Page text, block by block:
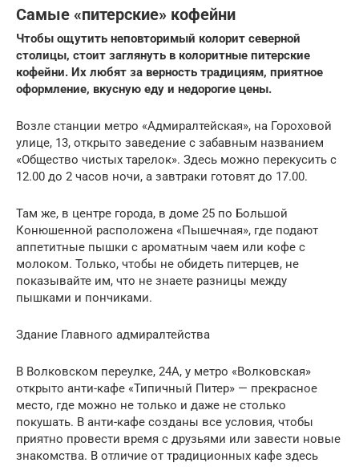
Самые «питерские» кофейни
Чтобы ощутить неповторимый колорит северной
столицы, стоит заглянуть в колоритные питерские
кофейни. Их любят за верность традициям, приятное
оформление, вкусную еду и недорогие цены.
Возле станции метро «Адмиралтейская», на Гороховой
улице, 13, открыто заведение с забавным названием
«Общество чистых тарелок». Здесь можно перекусить с
12.00 до 2 часов ночи, а завтраки готовят до 17.00.
Там же, в центре города, в доме 25 по Большой
Конюшенной расположена «Пышечная», где подают
аппетитные пышки с ароматным чаем или кофе с
молоком. Только, чтобы не обидеть питерцев, не
показывайте им, что не знаете разницы между
пышками и пончиками.
Здание Главного адмиралтейства
В Волковском переулке, 24А, у метро «Волковская»
открыто анти-кафе «Типичный Питер» — прекрасное
место, где можно не только и даже не столько
покушать. В анти-кафе созданы все условия, чтобы
приятно провести время с друзьями или завести новые
знакомства. В отличие от традиционных кафе здесь